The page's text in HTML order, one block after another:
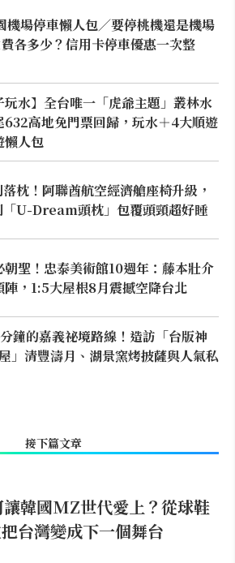
機場停車懶人包／要停桃機還是機場
各多少？信用卡停車優惠一次整
玩水】全台唯一「虎爺主題」叢林水
632高地免門票回歸，玩水＋4大順遊
懶人包
枕！阿聯酋航空經濟艙座椅升級，
「U-Dream頭枕」包覆頭頸超好睡
朝聖！忠泰美術館10週年：藤本壯介
陣，1:5大屋根8月震撼空降台北
鐘的嘉義祕境路線！造訪「台版神
」清豐濤月、湖景窯烤披薩與人氣私
接下篇文章
韓國MZ世代愛上？從球鞋
台灣變成下一個舞台